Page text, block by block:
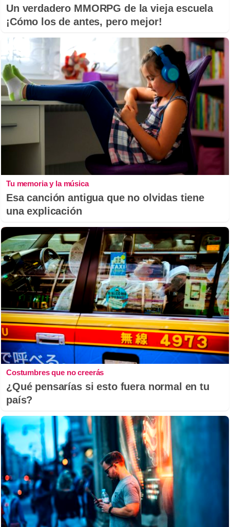
Un verdadero MMORPG de la vieja escuela
¡Cómo los de antes, pero mejor!
Tu memoria y la música
Esa canción antigua que no olvidas tiene
una explicación
Costumbres que no creerás
¿Qué pensarías si esto fuera normal en tu
país?